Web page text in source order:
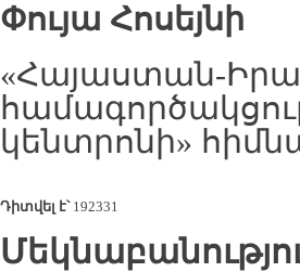
Փույա Հոսեյնի
«Հայաստան-
կենտրոնի»
Դիտվել է՝192331